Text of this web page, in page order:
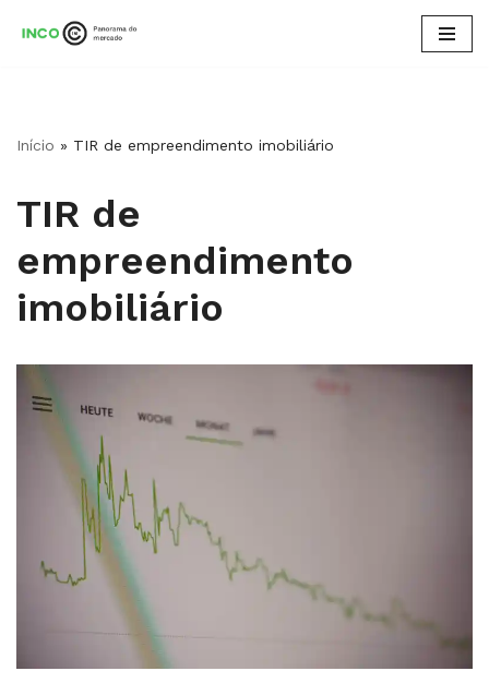
conteúdo
Início » TIR de empreendimento imobiliário
TIR de
empreendimento
imobiliário